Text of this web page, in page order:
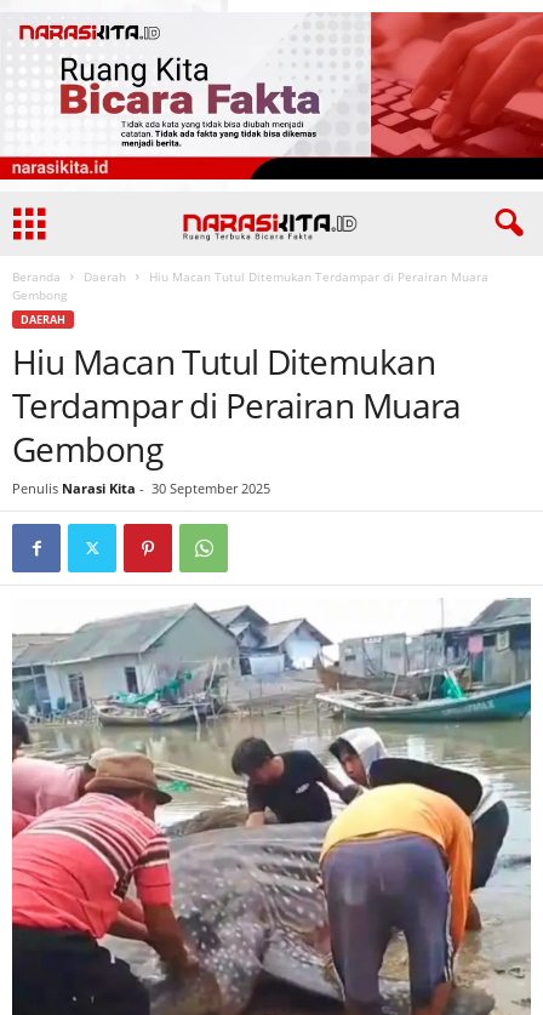
Beranda Daerah
Hiu Macan Tutul Ditemukan Terdampar di Perairan Muara
Gembong
DAERAH
Hiu Macan Tutul Ditemukan
Terdampar di Perairan Muara
Gembong
Penulis Narasi Kita - 30 September 2025